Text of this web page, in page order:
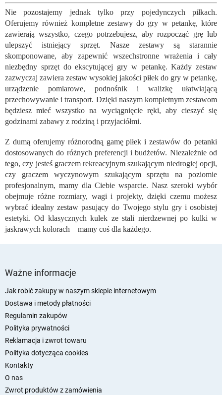
n
t
r
o
l
k
i
l
i
s
t
y
Nie pozostajemy jednak tylko przy pojedynczych piłkach.
Oferujemy również kompletne zestawy do gry w petankę, które
zawierają wszystko, czego potrzebujesz, aby rozpocząć grę lub
ulepszyć istniejący sprzęt. Nasze zestawy są starannie
skomponowane, aby zapewnić wszechstronne wrażenia i cały
niezbędny sprzęt do ekscytującej gry w petankę. Każdy zestaw
zazwyczaj zawiera zestaw wysokiej jakości piłek do gry w petankę,
urządzenie pomiarowe, podnośnik i walizkę ułatwiającą
przechowywanie i transport. Dzięki naszym kompletnym zestawom
będziesz mieć wszystko na wyciągnięcie ręki, aby cieszyć się
godzinami zabawy z rodziną i przyjaciółmi.
Z dumą oferujemy różnorodną gamę piłek i zestawów do petanki
dostosowanych do różnych preferencji i budżetów. Niezależnie od
tego, czy jesteś graczem rekreacyjnym szukającym niedrogiej opcji,
czy graczem wyczynowym szukającym sprzętu na poziomie
profesjonalnym, mamy dla Ciebie wsparcie. Nasz szeroki wybór
obejmuje różne rozmiary, wagi i projekty, dzięki czemu możesz
wybrać idealny zestaw pasujący do Twojego stylu gry i osobistej
estetyki. Od klasycznych kulek ze stali nierdzewnej po kulki w
jaskrawych kolorach – mamy coś dla każdego.
Ważne informacje
Jak robić zakupy w naszym sklepie internetowym
Dostawa i metody płatności
Regulamin zakupów
Polityka prywatności
Reklamacja i zwrot towaru
Polityka dotycząca cookies
Kontakty
O nas
Zwrot produktów z zamówienia